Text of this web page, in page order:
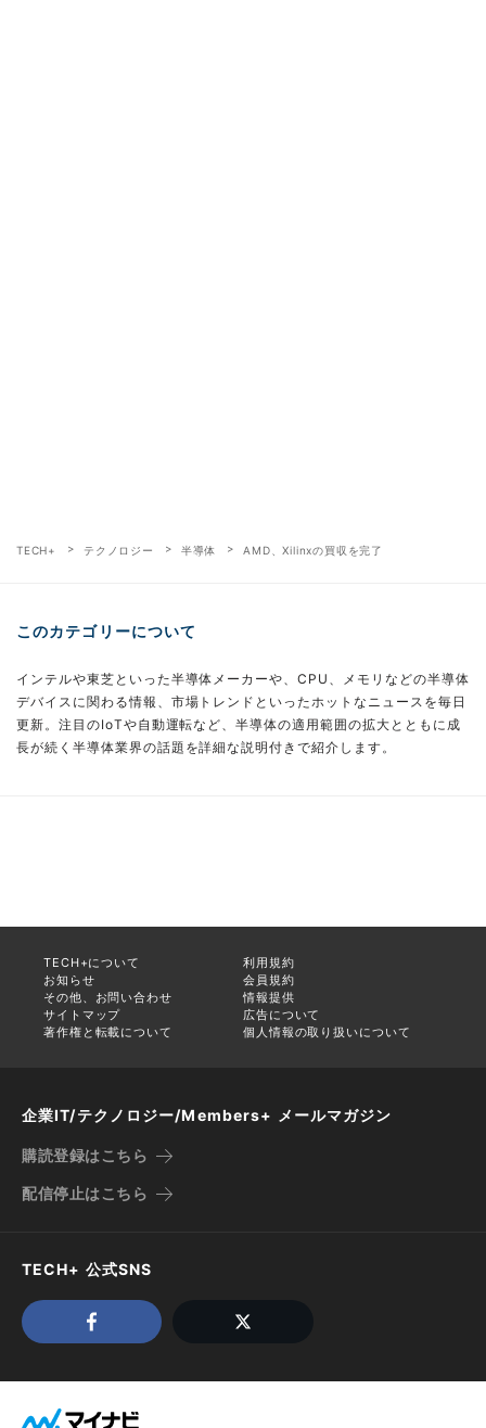
TECH+ テクノロジー 半導体 AMD、Xilinxの買収を完了
このカテゴリーについて
インテルや東芝といった半導体メーカーや、CPU、メモリなどの半導体
デバイスに関わる情報、市場トレンドといったホットなニュースを毎日
更新。注目のIoTや自動運転など、半導体の適用範囲の拡大とともに成
長が続く半導体業界の話題を詳細な説明付きで紹介します。
TECH+について
利用規約
お知らせ
会員規約
その他、お問い合わせ
情報提供
サイトマップ
広告について
著作権と転載について
個人情報の取り扱いについて
企業IT/テクノロジー/Members+ メールマガジン
購読登録はこちら
配信停止はこちら
TECH+ 公式SNS